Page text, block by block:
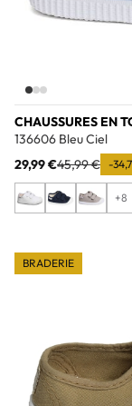
CHAUSSURES EN
136606 Bleu Ciel
29,99 €45,99 € -
+8
BRADERIE